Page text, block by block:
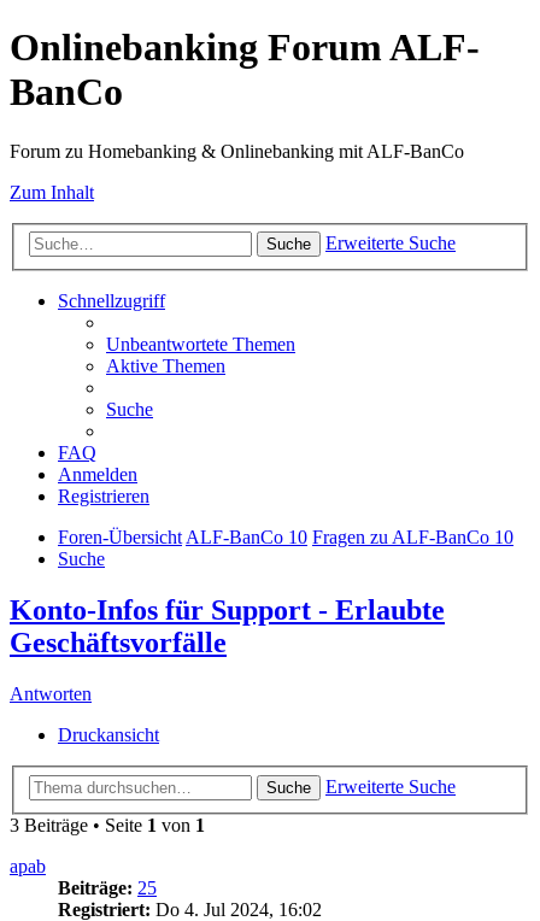
Onlinebanking Forum ALF-
BanCo
Forum zu Homebanking & Onlinebanking mit ALF-BanCo
Zum Inhalt
Suche Erweiterte Suche
Schnellzugriff
Unbeantwortete Themen
Aktive Themen
Suche
FAQ
Anmelden
Registrieren
Foren-ÜbersichtALF-BanCo 10 Fragen zu ALF-BanCo 10
Suche
Konto-Infos für Support - Erlaubte
Geschäftsvorfälle
Antworten
Druckansicht
Suche
Erweiterte Suche
3 Beiträge • Seite 1 von 1
apab
Beiträge: 25
Registriert: Do 4. Jul 2024, 16:02